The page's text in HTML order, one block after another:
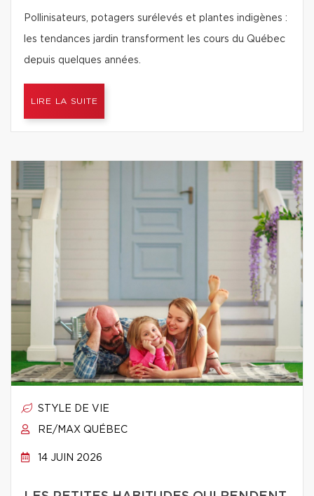
Pollinisateurs, potagers surélevés et plantes indigènes :
les tendances jardin transforment les cours du Québec
depuis quelques années.
LIRE LA SUITE
STYLE DE VIE
RE/MAX QUÉBEC
14 JUIN 2026